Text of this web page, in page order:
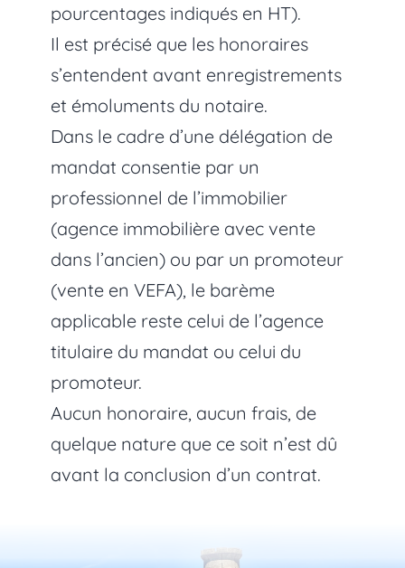
pourcentages indiqués en HT).
Il est précisé que les honoraires
s’entendent avant enregistrements
et émoluments du notaire.
Dans le cadre d’une délégation de
mandat consentie par un
professionnel de l’immobilier
(agence immobilière avec vente
dans l’ancien) ou par un promoteur
(vente en VEFA), le barème
applicable reste celui de l’agence
titulaire du mandat ou celui du
promoteur.
Aucun honoraire, aucun frais, de
quelque nature que ce soit n’est dû
avant la conclusion d’un contrat.